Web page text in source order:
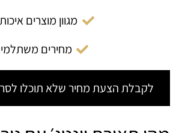
מגוון מוצרים
מחירים
לקבלת הצעת מחיר שלא תוכלו